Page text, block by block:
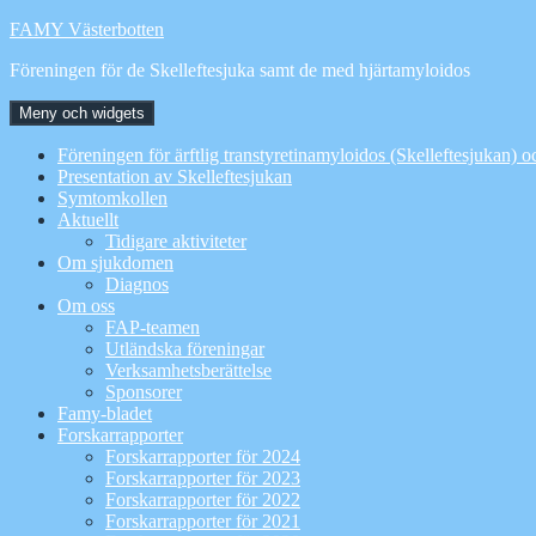
Hoppa
innehåll
FAMY Västerbotten
Föreningen för de Skelleftesjuka samt de med hjärtamyloidos
Meny och widgets
Föreningen för ärftlig transtyretinamyloidos (Skelleftesjukan)
Presentation av Skelleftesjukan
Symtomkollen
Aktuellt
Tidigare aktiviteter
Om sjukdomen
Diagnos
Om oss
FAP-teamen
Utländska föreningar
Verksamhetsberättelse
Sponsorer
Famy-bladet
Forskarrapporter
Forskarrapporter för 2024
Forskarrapporter för 2023
Forskarrapporter för 2022
Forskarrapporter för 2021